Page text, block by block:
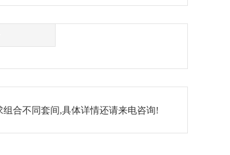
合不同套间,具体详情还请来电咨询!